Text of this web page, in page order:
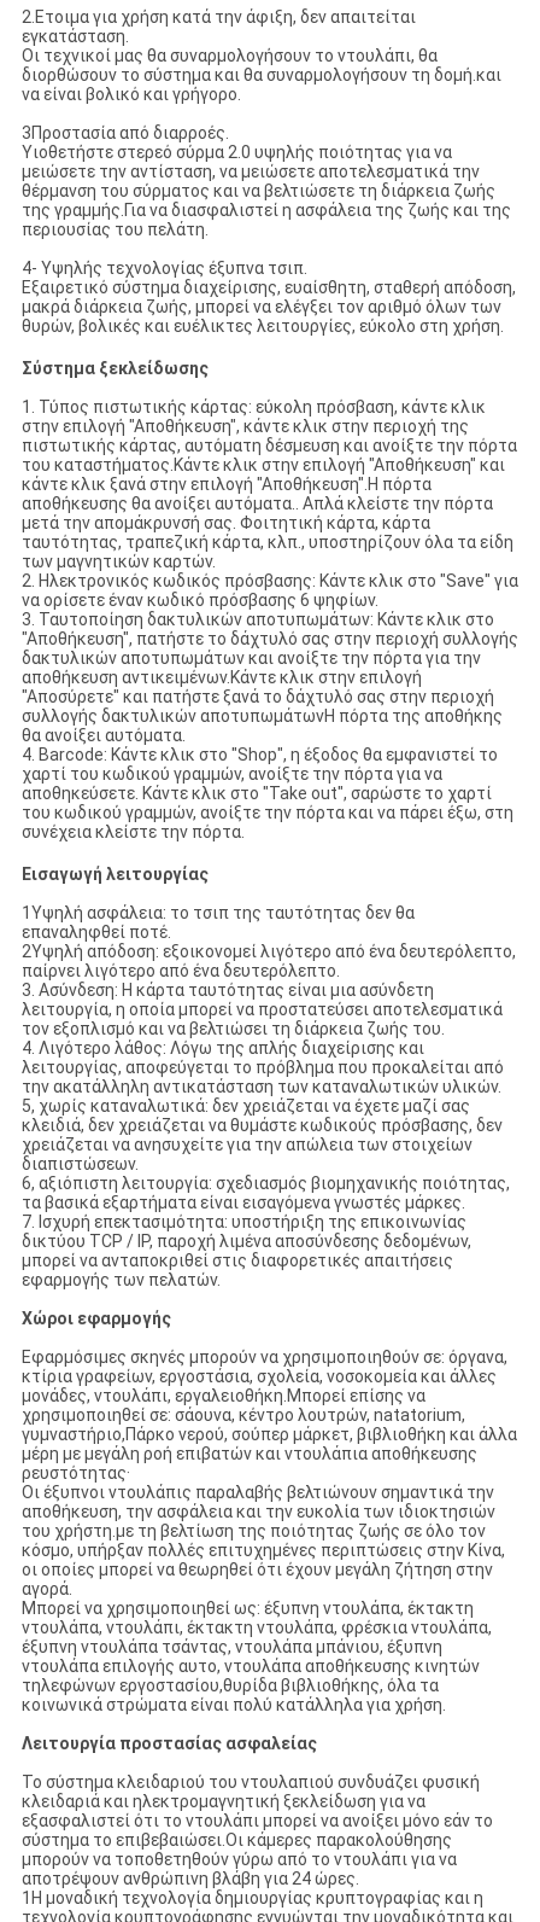
2.Ετοιμα για χρήση κατά την άφιξη, δεν απαιτείται
εγκατάσταση.
Οι τεχνικοί μας θα συναρμολογήσουν το ντουλάπι, θα
διορθώσουν το σύστημα και θα συναρμολογήσουν τη δομή.και
να είναι βολικό και γρήγορο.
3Προστασία από διαρροές.
Υιοθετήστε στερεό σύρμα 2.0 υψηλής ποιότητας για να
μειώσετε την αντίσταση, να μειώσετε αποτελεσματικά την
θέρμανση του σύρματος και να βελτιώσετε τη διάρκεια ζωής
της γραμμής.Για να διασφαλιστεί η ασφάλεια της ζωής και της
περιουσίας του πελάτη.
4- Υψηλής τεχνολογίας έξυπνα τσιπ.
Εξαιρετικό σύστημα διαχείρισης, ευαίσθητη, σταθερή απόδοση,
μακρά διάρκεια ζωής, μπορεί να ελέγξει τον αριθμό όλων των
θυρών, βολικές και ευέλικτες λειτουργίες, εύκολο στη χρήση.
Σύστημα ξεκλείδωσης
1. Τύπος πιστωτικής κάρτας: εύκολη πρόσβαση, κάντε κλικ
στην επιλογή "Αποθήκευση", κάντε κλικ στην περιοχή της
πιστωτικής κάρτας, αυτόματη δέσμευση και ανοίξτε την πόρτα
του καταστήματος.Κάντε κλικ στην επιλογή "Αποθήκευση" και
κάντε κλικ ξανά στην επιλογή "Αποθήκευση".Η πόρτα
αποθήκευσης θα ανοίξει αυτόματα.. Απλά κλείστε την πόρτα
μετά την απομάκρυνσή σας. Φοιτητική κάρτα, κάρτα
ταυτότητας, τραπεζική κάρτα, κλπ., υποστηρίζουν όλα τα είδη
των μαγνητικών καρτών.
2. Ηλεκτρονικός κωδικός πρόσβασης: Κάντε κλικ στο "Save" για
να ορίσετε έναν κωδικό πρόσβασης 6 ψηφίων.
3. Ταυτοποίηση δακτυλικών αποτυπωμάτων: Κάντε κλικ στο
"Αποθήκευση", πατήστε το δάχτυλό σας στην περιοχή συλλογής
δακτυλικών αποτυπωμάτων και ανοίξτε την πόρτα για την
αποθήκευση αντικειμένων.Κάντε κλικ στην επιλογή
"Αποσύρετε" και πατήστε ξανά το δάχτυλό σας στην περιοχή
συλλογής δακτυλικών αποτυπωμάτωνΗ πόρτα της αποθήκης
θα ανοίξει αυτόματα.
4. Barcode: Κάντε κλικ στο "Shop", η έξοδος θα εμφανιστεί το
χαρτί του κωδικού γραμμών, ανοίξτε την πόρτα για να
αποθηκεύσετε. Κάντε κλικ στο "Take out", σαρώστε το χαρτί
του κωδικού γραμμών, ανοίξτε την πόρτα και να πάρει έξω, στη
συνέχεια κλείστε την πόρτα.
Εισαγωγή λειτουργίας
1Υψηλή ασφάλεια: το τσιπ της ταυτότητας δεν θα
επαναληφθεί ποτέ.
2Υψηλή απόδοση: εξοικονομεί λιγότερο από ένα δευτερόλεπτο,
παίρνει λιγότερο από ένα δευτερόλεπτο.
3. Ασύνδεση: Η κάρτα ταυτότητας είναι μια ασύνδετη
λειτουργία, η οποία μπορεί να προστατεύσει αποτελεσματικά
τον εξοπλισμό και να βελτιώσει τη διάρκεια ζωής του.
4. Λιγότερο λάθος: Λόγω της απλής διαχείρισης και
λειτουργίας, αποφεύγεται το πρόβλημα που προκαλείται από
την ακατάλληλη αντικατάσταση των καταναλωτικών υλικών.
5, χωρίς καταναλωτικά: δεν χρειάζεται να έχετε μαζί σας
κλειδιά, δεν χρειάζεται να θυμάστε κωδικούς πρόσβασης, δεν
χρειάζεται να ανησυχείτε για την απώλεια των στοιχείων
διαπιστώσεων.
6, αξιόπιστη λειτουργία: σχεδιασμός βιομηχανικής ποιότητας,
τα βασικά εξαρτήματα είναι εισαγόμενα γνωστές μάρκες.
7. Ισχυρή επεκτασιμότητα: υποστήριξη της επικοινωνίας
δικτύου TCP / IP, παροχή λιμένα αποσύνδεσης δεδομένων,
μπορεί να ανταποκριθεί στις διαφορετικές απαιτήσεις
εφαρμογής των πελατών.
Χώροι εφαρμογής
Εφαρμόσιμες σκηνές μπορούν να χρησιμοποιηθούν σε: όργανα,
κτίρια γραφείων, εργοστάσια, σχολεία, νοσοκομεία και άλλες
μονάδες, ντουλάπι, εργαλειοθήκη.Μπορεί επίσης να
χρησιμοποιηθεί σε: σάουνα, κέντρο λουτρών, natatorium,
γυμναστήριο,Πάρκο νερού, σούπερ μάρκετ, βιβλιοθήκη και άλλα
μέρη με μεγάλη ροή επιβατών και ντουλάπια αποθήκευσης
ρευστότητας·
Οι έξυπνοι ντουλάπις παραλαβής βελτιώνουν σημαντικά την
αποθήκευση, την ασφάλεια και την ευκολία των ιδιοκτησιών
του χρήστη.με τη βελτίωση της ποιότητας ζωής σε όλο τον
κόσμο, υπήρξαν πολλές επιτυχημένες περιπτώσεις στην Κίνα,
οι οποίες μπορεί να θεωρηθεί ότι έχουν μεγάλη ζήτηση στην
αγορά.
Μπορεί να χρησιμοποιηθεί ως: έξυπνη ντουλάπα, έκτακτη
ντουλάπα, ντουλάπι, έκτακτη ντουλάπα, φρέσκια ντουλάπα,
έξυπνη ντουλάπα τσάντας, ντουλάπα μπάνιου, έξυπνη
ντουλάπα επιλογής αυτο, ντουλάπα αποθήκευσης κινητών
τηλεφώνων εργοστασίου,θυρίδα βιβλιοθήκης, όλα τα
κοινωνικά στρώματα είναι πολύ κατάλληλα για χρήση.
Λειτουργία προστασίας ασφαλείας
Το σύστημα κλειδαριού του ντουλαπιού συνδυάζει φυσική
κλειδαριά και ηλεκτρομαγνητική ξεκλείδωση για να
εξασφαλιστεί ότι το ντουλάπι μπορεί να ανοίξει μόνο εάν το
σύστημα το επιβεβαιώσει.Οι κάμερες παρακολούθησης
μπορούν να τοποθετηθούν γύρω από το ντουλάπι για να
αποτρέψουν ανθρώπινη βλάβη για 24 ώρες.
1Η μοναδική τεχνολογία δημιουργίας κρυπτογραφίας και η
τεχνολογία κρυπτογράφησης εγγυώνται την μοναδικότητα και